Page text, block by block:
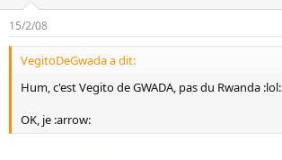
15/2/08
VegitoDeGwada a dit:
Hum, c'est Vegito de GWADA, pas du Rwanda :lol:
OK, je :arrow: